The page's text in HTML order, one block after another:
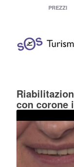
PREZZI
con corone